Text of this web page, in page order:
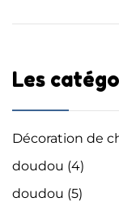
Les
Décoration de
doudou (4)
doudou (5)